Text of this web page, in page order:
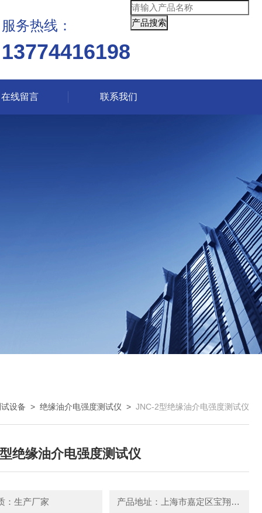
服务热线：
13774416198
在线留言 联系我们
设备 > 绝缘油介电强度测试仪 > JNC-2型绝缘油介电强度测试仪
绝缘油介电强度测试仪
：生产厂家 产品地址：上海市嘉定区宝翔路158号